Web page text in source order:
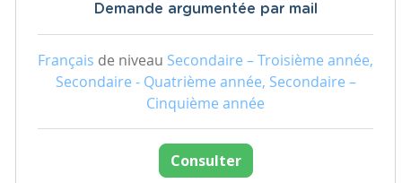
Demande argumentée par mail
Français de niveau Secondaire – Troisième année,
Secondaire - Quatrième année, Secondaire –
Cinquième année
Consulter